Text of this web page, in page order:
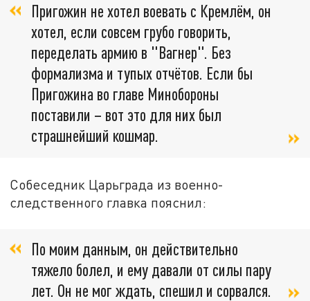
Пригожин не хотел воевать с Кремлём, он
хотел, если совсем грубо говорить,
переделать армию в "Вагнер". Без
формализма и тупых отчётов. Если бы
Пригожина во главе Минобороны
поставили – вот это для них был
страшнейший кошмар.
Собеседник Царьграда из военно-
следственного главка пояснил:
По моим данным, он действительно
тяжело болел, и ему давали от силы пару
лет. Он не мог ждать, спешил и сорвался.